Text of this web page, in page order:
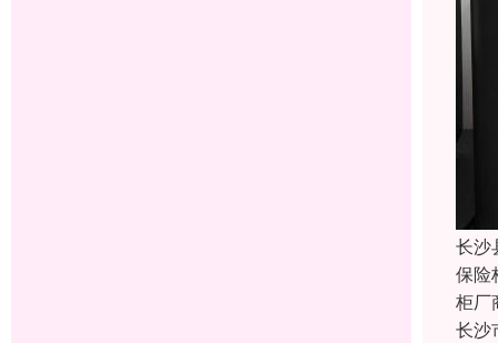
长沙
保险
柜厂
长沙